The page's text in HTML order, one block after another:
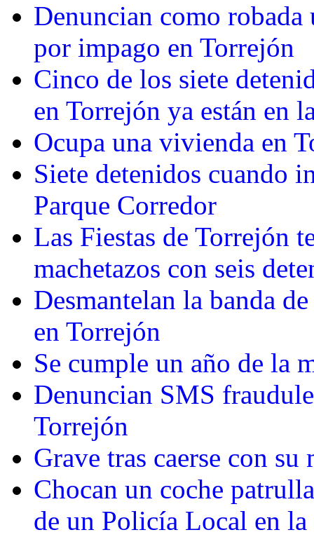
Denuncian como robada
por impago en Torrejón
Cinco de los siete
en Torrejón ya están en
Ocupa una vivienda en
Siete detenidos cuando
Parque Corredor
Las Fiestas de Torrejón
machetazos con seis
Desmantelan la banda
en Torrejón
Se cumple un año de la
Denuncian SMS
Torrejón
Grave tras caerse con
Chocan un coche
de un Policía Local en la